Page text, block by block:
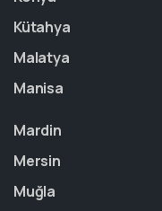
Kütahya
Malatya
Manisa
Mardin
Mersin
Muğla